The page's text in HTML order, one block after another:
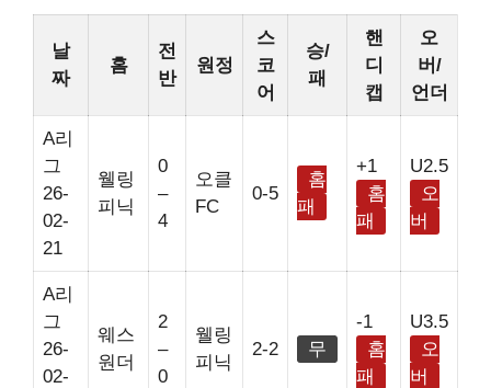
날
짜
홈
전
반
원정
스
코
어
승/
패
핸
디
캡
오
버/
언더
A리
그
26-
02-
21
웰링
피닉
0
–
4
오클
FC
0-5
홈
패
+1
홈
패
U2.5
오
버
A리
그
26-
02-
웨스
원더
2
–
0
웰링
피닉
2-2 무
-1
홈
패
U3.5
오
버